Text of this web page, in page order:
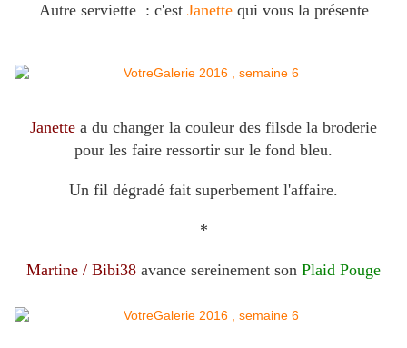
Autre serviette : c'estJanettequi vous la présente
Janette a du changer la couleur des filsde la broderie
pour les faire ressortir sur le fond bleu.
Un fil dégradé fait superbement l'affaire.
*
Martine / Bibi38 avance sereinement son Plaid Pouge